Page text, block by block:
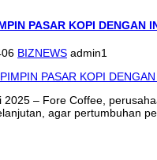
PASAR KOPI DENGAN
BIZNEWS admin1
2025 – Fore Coffee,
agar pertumbuhan